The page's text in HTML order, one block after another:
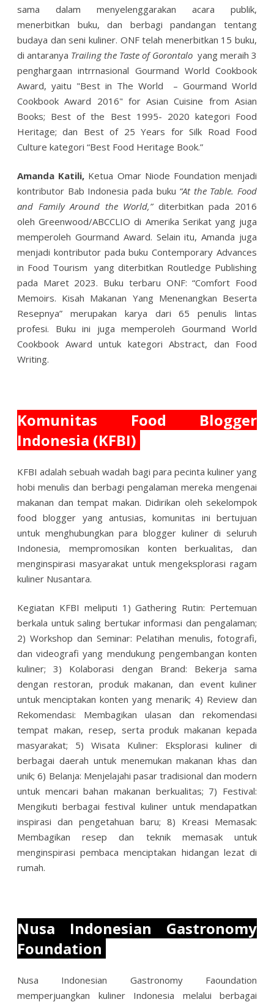
sama dalam menyelenggarakan acara publik,
menerbitkan buku, dan berbagi pandangan tentang
budaya dan seni kuliner. ONF telah menerbitkan 15 buku,
di antaranya Trailing the Taste of Gorontalo yang meraih 3
penghargaan intrrnasional Gourmand World Cookbook
Award, yaitu "Best in The World – Gourmand World
Cookbook Award 2016" for Asian Cuisine from Asian
Books; Best of the Best 1995- 2020 kategori Food
Heritage; dan Best of 25 Years for Silk Road Food
Culture kategori “Best Food Heritage Book.”
Amanda Katili, Ketua Omar Niode Foundation menjadi
kontributor Bab Indonesia pada buku “At the Table. Food
and Family Around the World,”diterbitkan pada 2016
oleh Greenwood/ABCCLIO di Amerika Serikat yang juga
memperoleh Gourmand Award. Selain itu, Amanda juga
menjadi kontributor pada buku Contemporary Advances
in Food Tourism yang diterbitkan Routledge Publishing
pada Maret 2023. Buku terbaru ONF: “Comfort Food
Memoirs. Kisah Makanan Yang Menenangkan Beserta
Resepnya” merupakan karya dari 65 penulis lintas
profesi. Buku ini juga memperoleh Gourmand World
Cookbook Award untuk kategori Abstract, dan Food
Writing.
Komunitas Food Blogger
Indonesia (KFBI)
KFBI adalah sebuah wadah bagi para pecinta kuliner yang
hobi menulis dan berbagi pengalaman mereka mengenai
makanan dan tempat makan. Didirikan oleh sekelompok
food blogger yang antusias, komunitas ini bertujuan
untuk menghubungkan para blogger kuliner di seluruh
Indonesia, mempromosikan konten berkualitas, dan
menginspirasi masyarakat untuk mengeksplorasi ragam
kuliner Nusantara.
Kegiatan KFBI meliputi 1) Gathering Rutin: Pertemuan
berkala untuk saling bertukar informasi dan pengalaman;
2) Workshop dan Seminar: Pelatihan menulis, fotografi,
dan videografi yang mendukung pengembangan konten
kuliner; 3) Kolaborasi dengan Brand: Bekerja sama
dengan restoran, produk makanan, dan event kuliner
untuk menciptakan konten yang menarik; 4) Review dan
Rekomendasi: Membagikan ulasan dan rekomendasi
tempat makan, resep, serta produk makanan kepada
masyarakat; 5) Wisata Kuliner: Eksplorasi kuliner di
berbagai daerah untuk menemukan makanan khas dan
unik; 6) Belanja: Menjelajahi pasar tradisional dan modern
untuk mencari bahan makanan berkualitas; 7) Festival:
Mengikuti berbagai festival kuliner untuk mendapatkan
inspirasi dan pengetahuan baru; 8) Kreasi Memasak:
Membagikan resep dan teknik memasak untuk
menginspirasi pembaca menciptakan hidangan lezat di
rumah.
Nusa Indonesian Gastronomy
Foundation
Nusa Indonesian Gastronomy Faoundation
memperjuangkan kuliner Indonesia melalui berbagai